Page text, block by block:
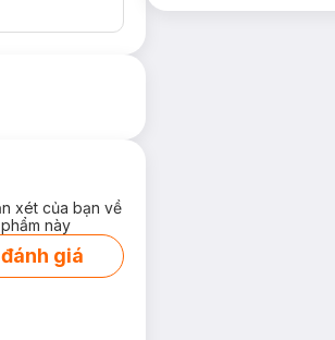
xét của bạn về
này
giá